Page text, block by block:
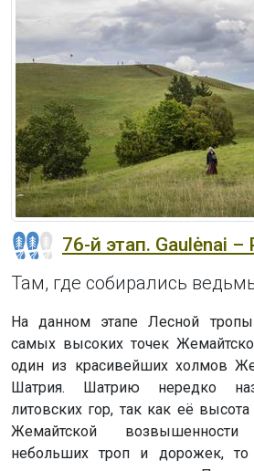
76-й этап. Gaulėnai –
Там, где собирались
На данном этапе Лесной
самых высоких точек
один из красивейших холмов
Шатрия. Шатрию нередко
литовских гор, так как её
Жемайтской
небольших троп и дорожек,